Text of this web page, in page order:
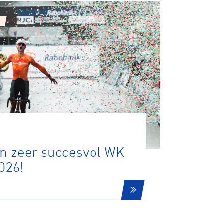
zeer succesvol WK